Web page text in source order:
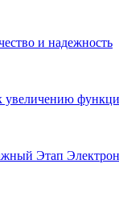
и надежность
увеличению
Этап